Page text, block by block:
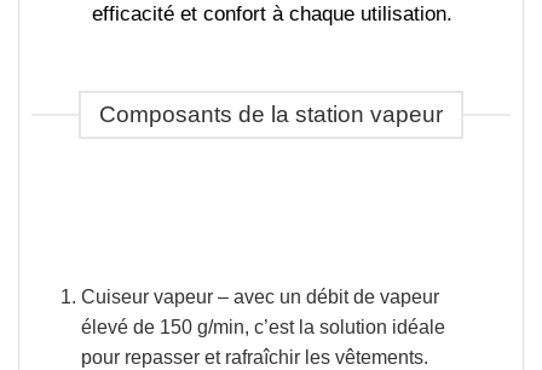
efficacité et confort à chaque utilisation.
Composants de la station vapeur
Cuiseur vapeur– avec un débit de vapeur
élevé de 150 g/min, c’est la solution idéale
pour repasser et rafraîchir les vêtements.